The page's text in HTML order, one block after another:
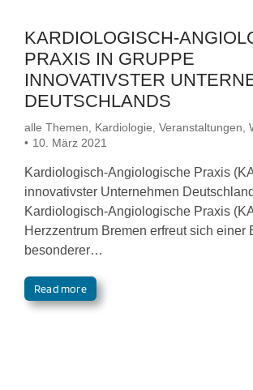
KARDIOLOGISCH-
PRAXIS IN GRUPPE
INNOVATIVSTER
DEUTSCHLANDS
alle Themen Kardiologie Veranstaltungen
10. März 2021
Kardiologisch-Angiologische Praxis
innovativster Unternehmen
Kardiologisch-Angiologische Praxis
Herzzentrum Bremen erfreut sich einer
besonderer…
Read more